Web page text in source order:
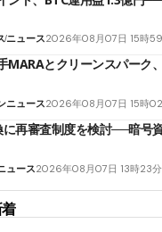
ニュース2026年08月07日 15時
MARAとクリーンスパーク
ニュース2026年08月07日 15時
に再審査制度を検討──暗号
ュース2026年08月07日 13時23分